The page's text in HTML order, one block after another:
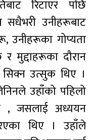
रिटाएर पछि
सधैभरी उनीहरूबाट
उनीहरूका गोप्यता
मुद्दाहरूका दौरान
सिक्न उत्सुक थिए ।
उहाँको पहिलो
जसलाई अध्ययन
थिए । उहाँले